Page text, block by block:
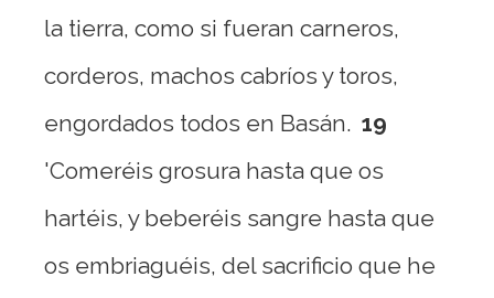
la tierra, como si fueran carneros,
corderos, machos cabríos y toros,
engordados todos en Basán. 19
'Comeréis grosura hasta que os
hartéis, y beberéis sangre hasta que
os embriaguéis, del sacrificio que he